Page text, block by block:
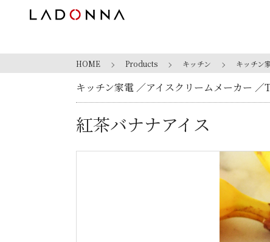
HOME Products キッチン キッチン
キッチン家電 アイスクリームメーカー
紅茶バナナアイス